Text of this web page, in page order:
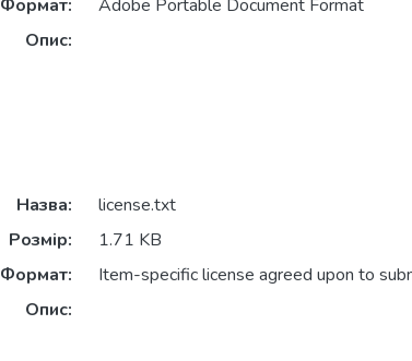
Формат:
Adobe Portable Document Format
Опис:
Назва:
license.txt
Розмір:
1.71 KB
Формат:
Item-specific license agreed upon to
Опис: